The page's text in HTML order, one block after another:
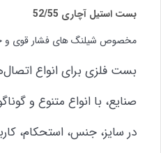
بست استیل آچاری 52/55
مخصوص شیلنگ های فشار قوی و
بست فلزی برای انواع
صنایع، با انواع متنوع و
در سایز، جنس، استحکام،